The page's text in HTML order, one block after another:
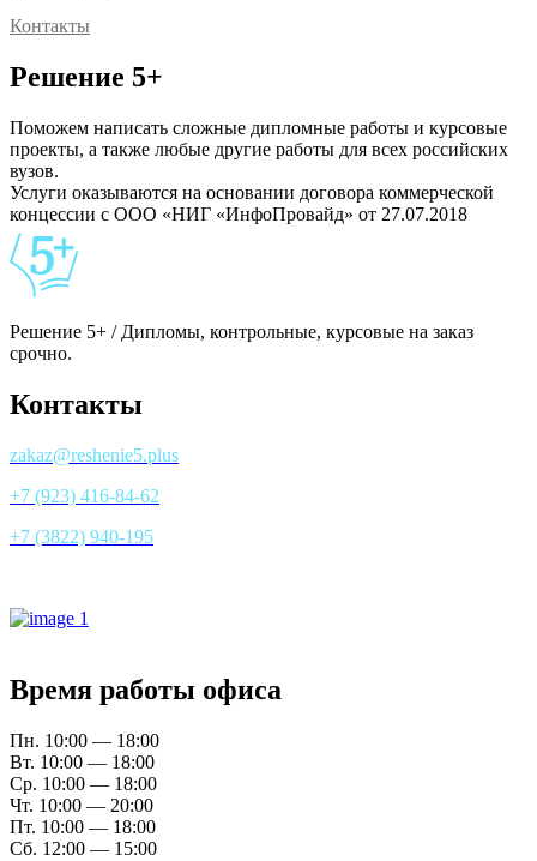
Контакты
Решение 5+
Поможем написать сложные дипломные работы и курсовые
проекты, а также любые другие работы для всех российских
вузов.
Услуги оказываются на основании договора коммерческой
концессии с ООО «НИГ «ИнфоПровайд» от 27.07.2018
Решение 5+ / Дипломы, контрольные, курсовые на заказ
срочно.
Контакты
zakaz@reshenie5.plus
+7 (923) 416-84-62
+7 (3822) 940-195
Время работы офиса
Пн. 10:00 — 18:00
Вт. 10:00 — 18:00
Ср. 10:00 — 18:00
Чт. 10:00 — 20:00
Пт. 10:00 — 18:00
Сб. 12:00 — 15:00